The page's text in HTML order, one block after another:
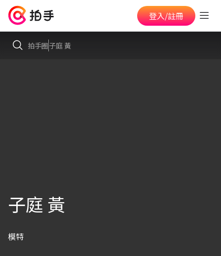
登入/註冊
拍手圈子庭 黃
子庭 黃
模特